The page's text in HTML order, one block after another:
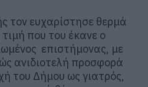
τον ευχαρίστησε θερμά
που του έκανε ο
επιστήμονας, με
ανιδιοτελή προσφορά
του Δήμου ως γιατρός,